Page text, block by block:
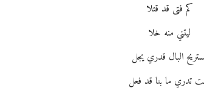
كم فتى قد قتلا
ليتني منه خلا
البال قدري يجل
تدري ما بنا قد فعل